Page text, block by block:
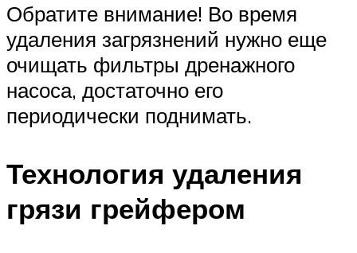
Обратите внимание! Во время
удаления загрязнений нужно еще
очищать фильтры дренажного
насоса, достаточно его
периодически поднимать.
Технология удаления
грязи грейфером